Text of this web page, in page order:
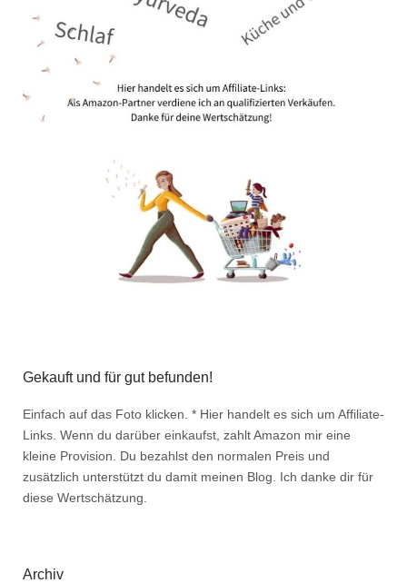
Gekauft und für gut befunden!
Einfach auf das Foto klicken. * Hier handelt es sich um Affiliate-
Links. Wenn du darüber einkaufst, zahlt Amazon mir eine
kleine Provision. Du bezahlst den normalen Preis und
zusätzlich unterstützt du damit meinen Blog. Ich danke dir für
diese Wertschätzung.
Archiv